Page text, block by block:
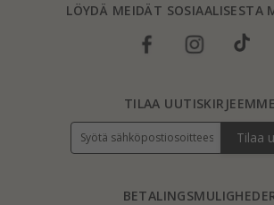
LÖYDÄ MEIDÄT SOSIAALISESTA
TILAA UUTISKIRJEEMME
Tilaa